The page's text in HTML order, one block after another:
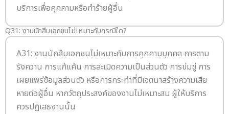
บริการเพื่อคุกคามหรือทำร้ายผู้อื่น
Q31: งานนักสืบเอกชนไม่เหมาะกับกรณีใด?
A31: งานนักสืบเอกชนไม่เหมาะกับการคุกคามบุคคล การตาม
รังควาน การแก้แค้น การละเมิดความเป็นส่วนตัว การข่มขู่ การ
เผยแพร่ข้อมูลส่วนตัว หรือการกระทำที่มีเจตนาสร้างความเสีย
หายต่อผู้อื่น หากวัตถุประสงค์ของงานไม่เหมาะสม ผู้ให้บริการ
ควรปฏิเสธงานนั้น